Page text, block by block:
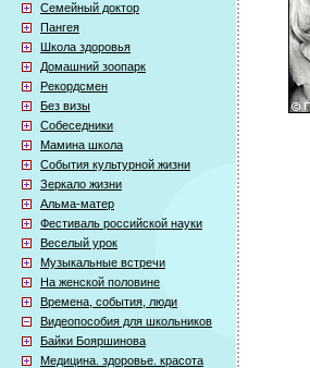
Семейный доктор
Пангея
Школа здоровья
Домашний зоопарк
Рекордсмен
Без визы
Собеседники
Мамина школа
События культурной жизни
Зеркало жизни
Альма-матер
Фестиваль российской науки
Веселый урок
Музыкальные встречи
На женской половине
Времена, события, люди
Видеопособия для школьников
Байки Бояршинова
Медицина. здоровье. красота